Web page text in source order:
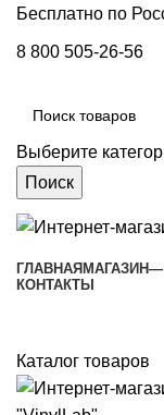
Бесплатно по
8 800 505-26-56
Выберите
Поиск
ГЛАВНАЯ МАГАЗИН—
КОНТАКТЫ
Каталог товаров